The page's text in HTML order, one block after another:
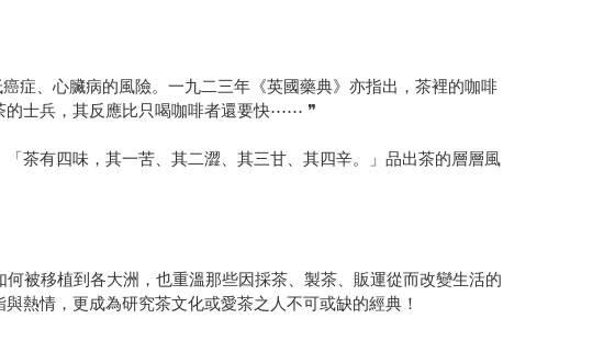
症、心臟病的風險。一九二三年《英國藥典》亦指出，茶裡的咖啡
的士兵，其反應比只喝咖啡者還要快⋯⋯ ❞
茶有四味，其一苦、其二澀、其三甘、其四辛。」品出茶的層層風
被移植到各大洲，也重溫那些因採茶、製茶、販運從而改變生活的
熱情，更成為研究茶文化或愛茶之人不可或缺的經典！